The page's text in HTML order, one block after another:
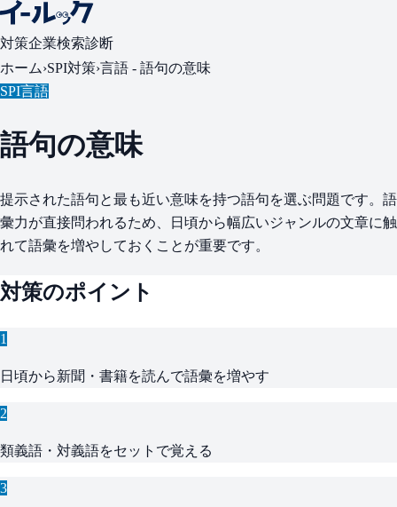
対策企業検索診断
ホーム›SPI対策›言語 - 語句の意味
SPI言語
語句の意味
提示された語句と最も近い意味を持つ語句を選ぶ問題です。語
彙力が直接問われるため、日頃から幅広いジャンルの文章に触
れて語彙を増やしておくことが重要です。
対策のポイント
1
日頃から新聞・書籍を読んで語彙を増やす
2
類義語・対義語をセットで覚える
3